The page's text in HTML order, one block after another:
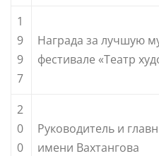
1
9
9
7
Награда за лучшую
фестивале «Театр
2
0
0
Руководитель и
имени Вахтангова